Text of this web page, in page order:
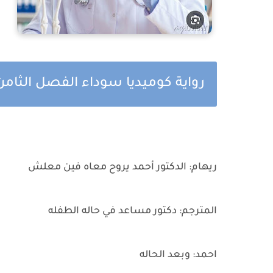
رواية كوميديا سوداء الفصل
ريهام: الدكتور أحمد يروح معاه فين معلش
المترجم: دكتور مساعد في حاله الطفله
احمد: وبعد الحاله